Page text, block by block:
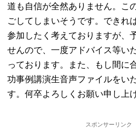
道も自信が全然ありません。こ
ごしてしまいそうです。できれ
参加したく考えておりますが、
せんので、一度アドバイス等い
っております。また、もし間に
功事例講演生音声ファイルをい
す。何卒よろしくお願い申し上
スポンサーリンク